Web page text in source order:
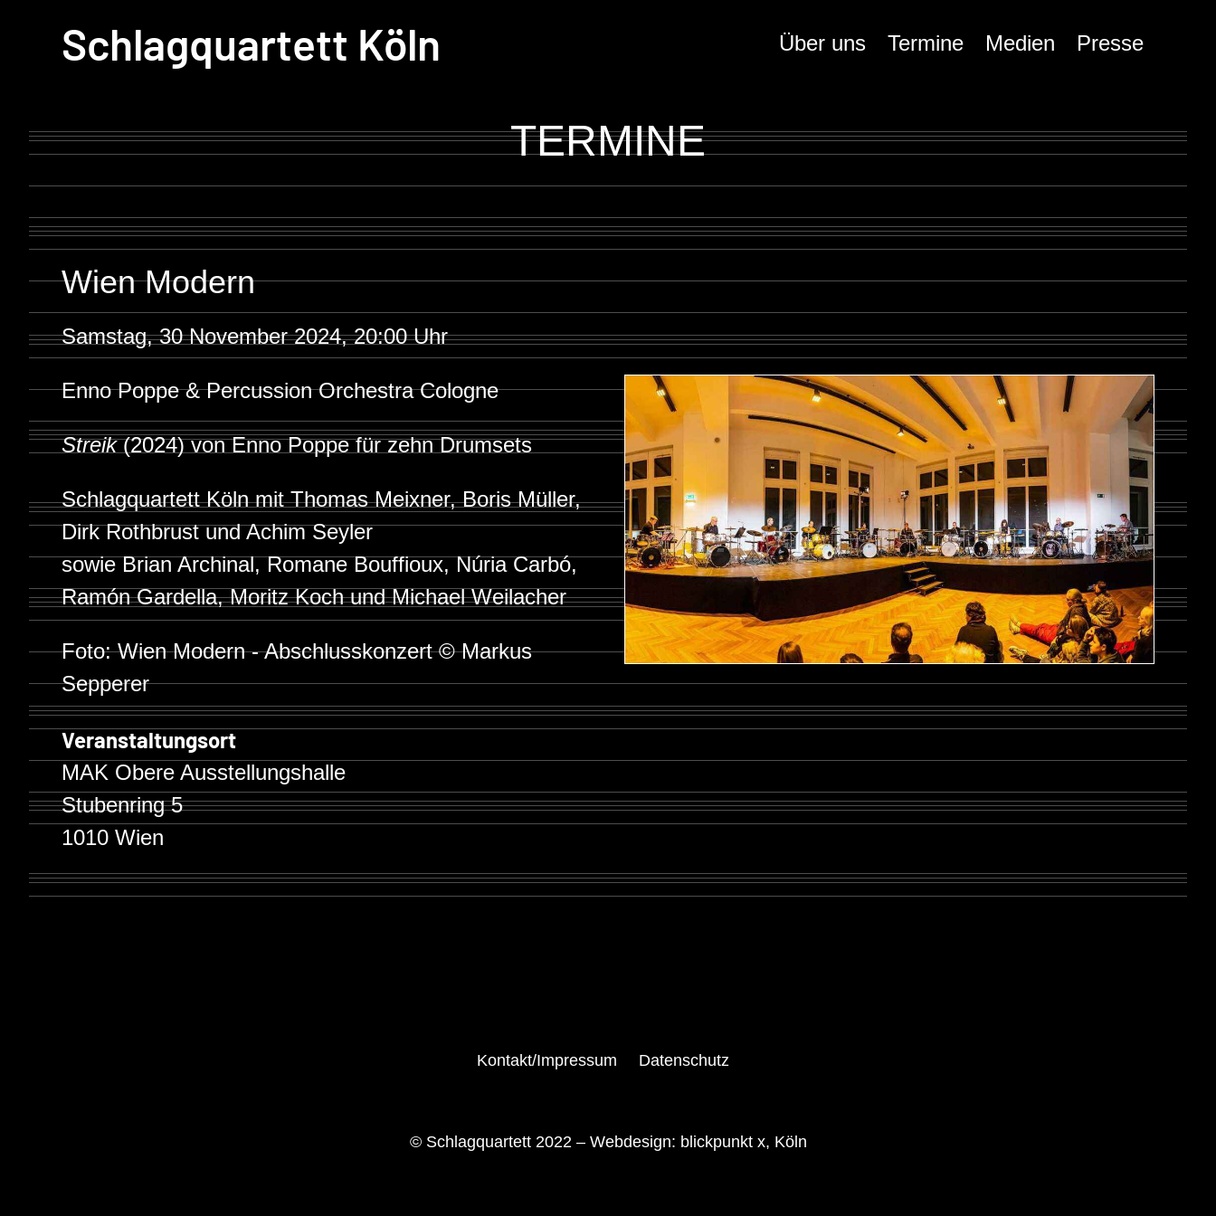
Schlagquartett Köln Über uns Termine Medien Presse
TERMINE
Wien Modern
Samstag, 30 November 2024, 20:00 Uhr
Enno Poppe & Percussion Orchestra Cologne
Streik(2024) von Enno Poppe für zehn Drumsets
Schlagquartett Köln mit Thomas Meixner, Boris Müller,
Dirk Rothbrust und Achim Seyler
sowie Brian Archinal, Romane Bouffioux, Núria Carbó,
Ramón Gardella, Moritz Koch und Michael Weilacher
Foto: Wien Modern - Abschlusskonzert © Markus
Sepperer
Veranstaltungsort
MAK Obere Ausstellungshalle
Stubenring 5
1010 Wien
Kontakt/Impressum Datenschutz
© Schlagquartett 2022 – Webdesign: blickpunkt x, Köln